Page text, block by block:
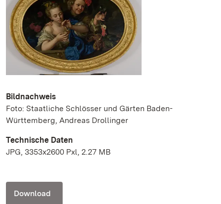
Bildnachweis
Foto: Staatliche Schlösser und Gärten Baden-
Württemberg, Andreas Drollinger
Technische Daten
JPG, 3353x2600 Pxl, 2.27 MB
Download